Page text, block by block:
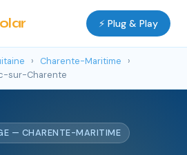
⚡ Plug & Play
› Charente-Maritime
›
sur-Charente
— CHARENTE-MARITIME